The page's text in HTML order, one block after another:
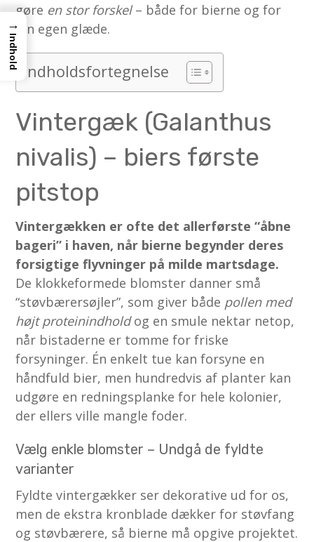
gøre en stor forskel– både for bierne og for
din egen glæde.
Indholdsfortegnelse
Vintergæk (Galanthus
nivalis) – biers første
pitstop
Vintergækken er ofte det allerførste “åbne
bageri” i haven, når bierne begynder deres
forsigtige flyvninger på milde martsdage.
De klokkeformede blomster danner små
“støvbærersøjler”, som giver både pollen med
højt proteinindholdog en smule nektar netop,
når bistaderne er tomme for friske
forsyninger. Én enkelt tue kan forsyne en
håndfuld bier, men hundredvis af planter kan
udgøre en redningsplanke for hele kolonier,
der ellers ville mangle foder.
Vælg enkle blomster – Undgå de fyldte
varianter
Fyldte vintergækker ser dekorative ud for os,
men de ekstra kronblade dækker for støvfang
og støvbærere, så bierne må opgive projektet.
→
Indhold